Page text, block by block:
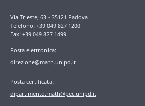
Via Trieste, 63 - 35121 Padova
Telefono: +39 049 827 1200
Fax: +39 049 827 1499
Posta elettronica:
direzione@math.unipd.it
Posta certificata:
dipartimento.math@pec.unipd.it